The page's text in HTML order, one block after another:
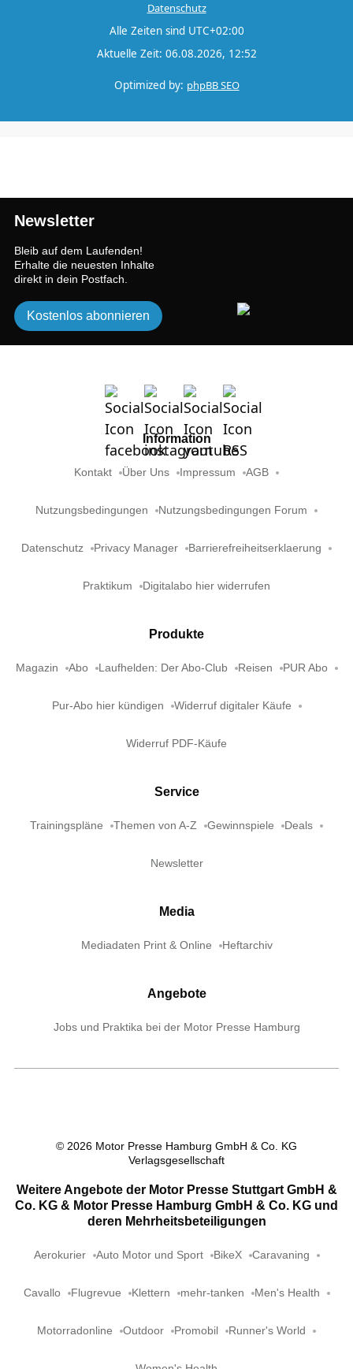
Datenschutz
Alle Zeiten sind UTC+02:00
Aktuelle Zeit: 06.08.2026, 12:52
Optimized by: phpBB SEO
Newsletter
Bleib auf dem Laufenden!
Erhalte die neuesten Inhalte
direkt in dein Postfach.
Kostenlos abonnieren
Information
Kontakt Über Uns Impressum AGB
Nutzungsbedingungen Nutzungsbedingungen Forum
Datenschutz Privacy Manager Barrierefreiheitserklaerung
Praktikum Digitalabo hier widerrufen
Produkte
Magazin Abo Laufhelden: Der Abo-Club Reisen PUR Abo
Pur-Abo hier kündigen Widerruf digitaler Käufe
Widerruf PDF-Käufe
Service
Trainingspläne Themen von A-Z Gewinnspiele Deals
Newsletter
Media
Mediadaten Print & Online Heftarchiv
Angebote
Jobs und Praktika bei der Motor Presse Hamburg
© 2026 Motor Presse Hamburg GmbH & Co. KG
Verlagsgesellschaft
Weitere Angebote der Motor Presse Stuttgart GmbH &
Co. KG & Motor Presse Hamburg GmbH & Co. KG und
deren Mehrheitsbeteiligungen
Aerokurier Auto Motor und Sport BikeX Caravaning
Cavallo Flugrevue Klettern mehr-tanken Men's Health
Motorradonline Outdoor Promobil Runner's World